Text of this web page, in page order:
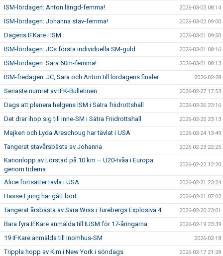
ISM-lördagen: Anton längd-femma! 2026-03-03 08:14
ISM-lördagen: Johanna stav-femma! 2026-03-02 09:00
Dagens IFKare i ISM 2026-03-01 09:50
ISM-lördagen: JCs första individuella SM-guld 2026-03-01 08:16
ISM-lördagen: Sara 60m-femma! 2026-03-01 08:13
ISM-fredagen: JC, Sara och Anton till lördagens finaler 2026-02-28
Senaste numret av IFK-Bulletinen 2026-02-27 17:53
Dags att planera helgens ISM i Sätra friidrottshall 2026-02-26 23:16
Det drar ihop sig till Inne-SM i Sätra Friidrottshall 2026-02-25 23:13
Majken och Lyda Areschoug har tävlat i USA 2026-02-24 13:49
Tangerat stavårsbästa av Johanna 2026-02-23 22:25
Kanonlopp av Lörstad på 10 km – U20-tvåa i Europa
genom tiderna
2026-02-22 12:20
Alice fortsätter tävla i USA 2026-02-21 23:24
Hasse Ljung har gått bort 2026-02-21 07:02
Tangerat årsbästa av Sara Wiss i Turebergs Explosiva 4 2026-02-20 23:01
Bara fyra IFKare anmälda till IUSM för 17-åringarna 2026-02-19 23:39
19 IFKare anmälda till Inomhus-SM 2026-02-18
Trippla hopp av Kim i New York i söndags 2026-02-17 21:28